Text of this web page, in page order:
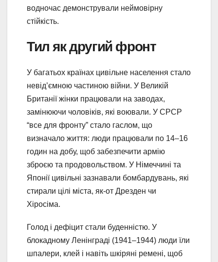
водночас демонстрували неймовірну
стійкість.
Тил як другий фронт
У багатьох країнах цивільне населення стало
невід’ємною частиною війни. У Великій
Британії жінки працювали на заводах,
замінюючи чоловіків, які воювали. У СРСР
“все для фронту” стало гаслом, що
визначало життя: люди працювали по 14–16
годин на добу, щоб забезпечити армію
зброєю та продовольством. У Німеччині та
Японії цивільні зазнавали бомбардувань, які
стирали цілі міста, як-от Дрезден чи
Хіросіма.
Голод і дефіцит стали буденністю. У
блокадному Ленінграді (1941–1944) люди їли
шпалери, клей і навіть шкіряні ремені, щоб